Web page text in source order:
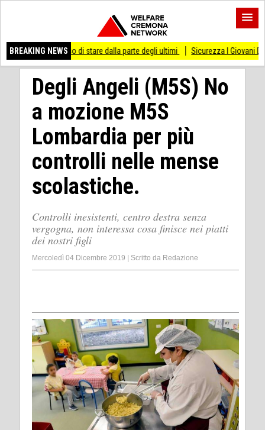
BREAKING NEWS
di stare dalla parte degli ultimi Sicurezza I Giovani Democratici
Degli Angeli (M5S) No
a mozione M5S
Lombardia per più
controlli nelle mense
scolastiche.
Controlli inesistenti, centro destra senza
vergogna, non interessa cosa finisce nei piatti
dei nostri figli
Mercoledì 04 Dicembre 2019 Scritto da Redazione